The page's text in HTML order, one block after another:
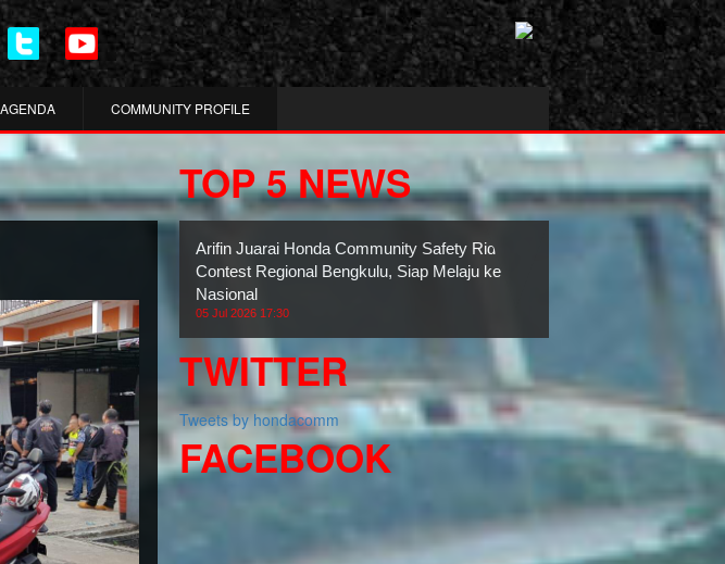
AGENDA COMMUNITY PROFILE
TOP 5 NEWS
Arifin Juarai Honda Community Safety Riding
Contest Regional Bengkulu, Siap Melaju ke
Nasional
05 Jul 2026 17:30
TWITTER
Tweets by hondacomm
FACEBOOK